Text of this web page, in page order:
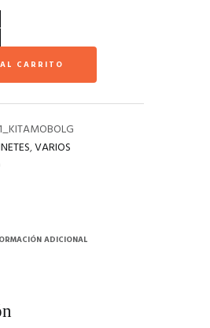
CARRITO
,VARIOS
ADICIONAL